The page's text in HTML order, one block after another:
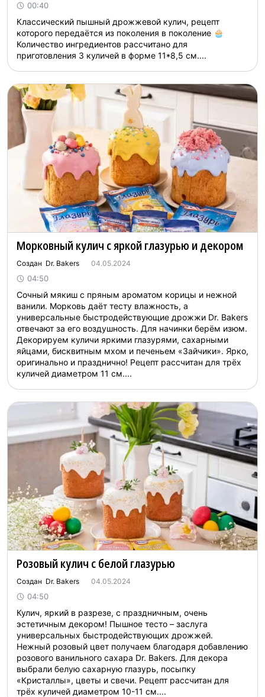
00:40
Классический пышный дрожжевой кулич, рецепт
которого передаётся из поколения в поколение 🧁
Количество ингредиентов рассчитано для
приготовления 3 куличей в форме 11*8,5 см....
Морковный кулич с яркой глазурью и декором
Создан Dr. Bakers 04.05.2024
04:50
Сочный мякиш с пряным ароматом корицы и нежной
ванили. Морковь даёт тесту влажность, а
универсальные быстродействующие дрожжи Dr. Bakers
отвечают за его воздушность. Для начинки берём изюм.
Декорируем куличи яркими глазурями, сахарными
яйцами, бисквитным мхом и печеньем «Зайчики». Ярко,
оригинально и празднично! Рецепт рассчитан для трёх
куличей диаметром 11 см....
Розовый кулич с белой глазурью
Создан Dr. Bakers 04.05.2024
04:50
Кулич, яркий в разрезе, с праздничным, очень
эстетичным декором! Пышное тесто – заслуга
универсальных быстродействующих дрожжей.
Нежный розовый цвет получаем благодаря добавлению
розового ванильного сахара Dr. Bakers. Для декора
выбрали белую сахарную глазурь, посыпку
«Кристаллы», цветы и свечи. Рецепт рассчитан для
трёх куличей диаметром 10-11 см....